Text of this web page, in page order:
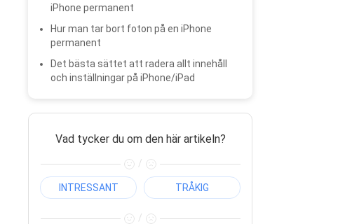
iPhone permanent
Hur man tar bort foton på en iPhone
permanent
Det bästa sättet att radera allt innehåll
och inställningar på iPhone/iPad
Vad tycker du om den här artikeln?
/
INTRESSANT TRÅKIG
/